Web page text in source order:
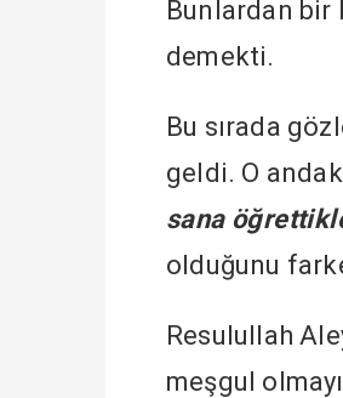
Bunlardan bir
demekti.
Bu sırada
geldi. O
sana
olduğunu
Resulullah
meşgul